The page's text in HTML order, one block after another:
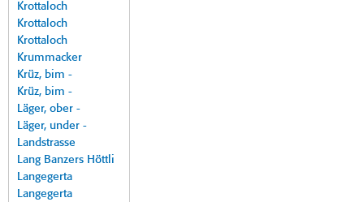
Krottaloch
Krottaloch
Krottaloch
Krummacker
Krüz, bim -
Krüz, bim -
Läger, ober -
Läger, under -
Landstrasse
Lang Banzers Höttli
Langegerta
Langegerta